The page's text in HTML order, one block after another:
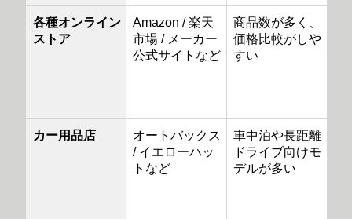
各種オンライン
ストア
Amazon / 楽天
市場 / メーカー
公式サイトなど
商品数が多く、
価格比較がしや
すい
カー用品店
オートバックス
/ イエローハッ
トなど
車中泊や長距離
ドライブ向けモ
デルが多い